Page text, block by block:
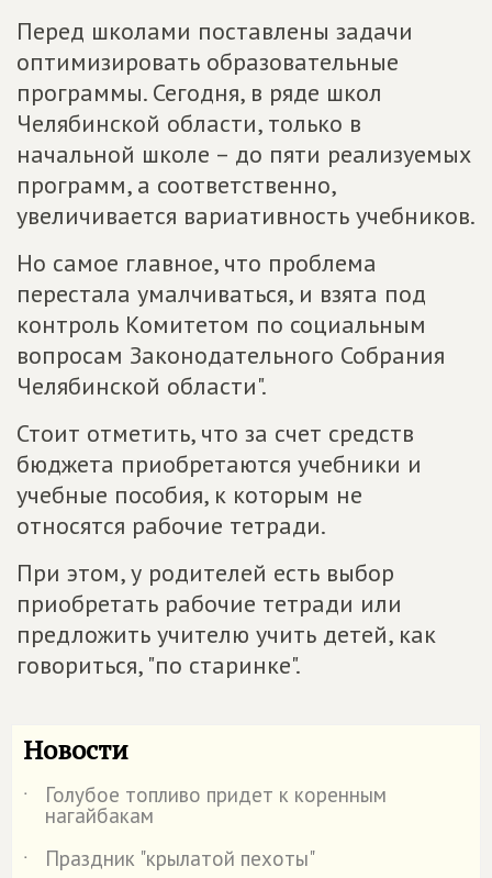
Перед школами поставлены задачи
оптимизировать образовательные
программы. Сегодня, в ряде школ
Челябинской области, только в
начальной школе – до пяти реализуемых
программ, а соответственно,
увеличивается вариативность учебников.
Но самое главное, что проблема
перестала умалчиваться, и взята под
контроль Комитетом по социальным
вопросам Законодательного Собрания
Челябинской области".
Стоит отметить, что за счет средств
бюджета приобретаются учебники и
учебные пособия, к которым не
относятся рабочие тетради.
При этом, у родителей есть выбор
приобретать рабочие тетради или
предложить учителю учить детей, как
говориться, "по старинке".
Новости
˙ Голубое топливо придет к коренным
нагайбакам
˙
Праздник "крылатой пехоты"